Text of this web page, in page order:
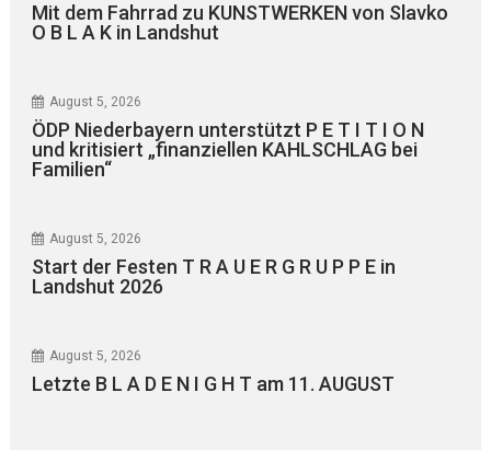
Mit dem Fahrrad zu KUNSTWERKEN von Slavko
O B L A K in Landshut
August 5, 2026
ÖDP Niederbayern unterstützt P E T I T I O N
und kritisiert „finanziellen KAHLSCHLAG bei
Familien“
August 5, 2026
Start der Festen T R A U E R G R U P P E in
Landshut 2026
August 5, 2026
Letzte B L A D E N I G H T am 11. AUGUST